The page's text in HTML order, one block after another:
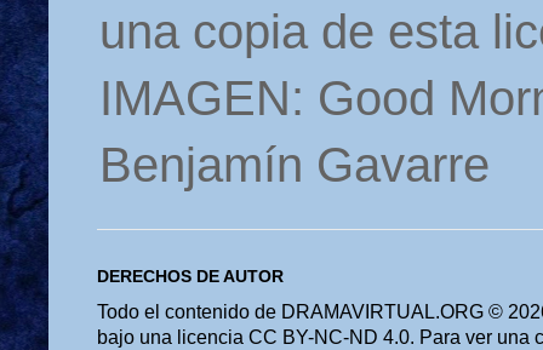
una copia de esta
IMAGEN: Good
Benjamín Gavarre
DERECHOS DE AUTOR
Todo el contenido de DRAMAVIRTUAL.ORG ©
bajo una licencia CC BY-NC-ND 4.0. Para ver una